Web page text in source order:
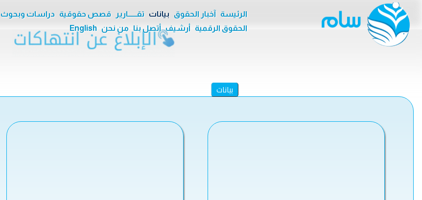
الرئيسة آخبار الحقوق بيانات تقــــــارير قصص حقوقية دراسات وبحوث
الحقوق الرقمية
أرشيف أتصل بنا من نحن English
بيانات